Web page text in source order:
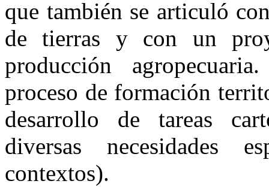
que también se articuló
de tierras y con un
producción
proceso de formación
desarrollo de tareas
diversas necesidades
contextos).